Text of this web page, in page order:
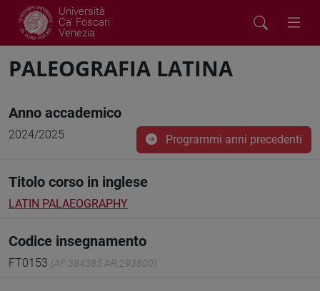
Università
Ca' Foscari
Venezia
PALEOGRAFIA LATINA
Anno accademico
2024/2025 Programmi anni precedenti
Titolo corso in inglese
LATIN PALAEOGRAPHY
Codice insegnamento
FT0153 (AF:384385 AR:293800)